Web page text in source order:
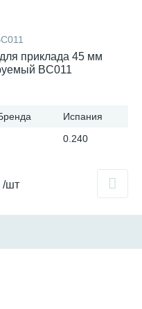
приклада 45 мм
BC011
Испания
0.240
/шт